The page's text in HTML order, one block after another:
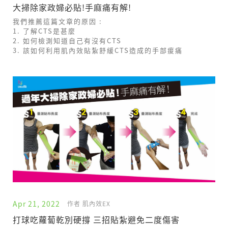
大掃除家政婦必貼!手麻痛有解!
我們推薦這篇文章的原因 :
1. 了解CTS是甚麼
2. 如何檢測知道自己有沒有CTS
3. 該如何利用肌內效貼紮舒緩CTS造成的手部痠痛
Apr 21, 2022 作者 肌內效EX
打球吃蘿蔔乾別硬撐 三招貼紮避免二度傷害